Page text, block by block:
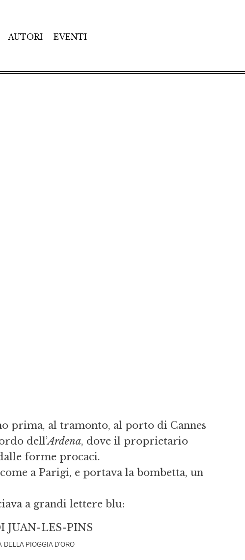
AUTORI EVENTI
prima, al tramonto, al porto di Cannes
dell’Ardena, dove il proprietario
forme procaci.
a Parigi, e portava la bombetta, un
a grandi lettere blu:
JUAN-LES-PINS
DELLA PIOGGIA D’ORO